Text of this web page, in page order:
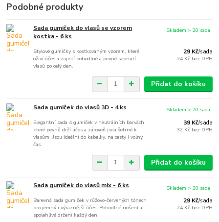
Podobné produkty
Sada gumiček do vlasů se vzorem
kostka - 6 ks
Stylové gumičky s kostkovaným vzorem, které
oživí účes a zajistí pohodlné a pevné sepnutí
vlasů po celý den.
29 Kč/sada
24 Kč bez DPH
Skladem > 20 sada
Přidat do košíku
Sada gumiček do vlasů 3D - 4 ks
Elegantní sada 4 gumiček v neutrálních barvách,
které pevně drží účes a zároveň jsou šetrné k
vlasům. Jsou ideální do kabelky, na cesty i volný
čas.
39 Kč/sada
32 Kč bez DPH
Skladem > 20 sada
Přidat do košíku
Sada gumiček do vlasů mix - 6 ks
Barevná sada gumiček v růžovo-červených tónech
pro jemný i výraznější účes. Pohodlné nošení a
spolehlivé držení každý den.
29 Kč/sada
24 Kč bez DPH
Skladem > 20 sada